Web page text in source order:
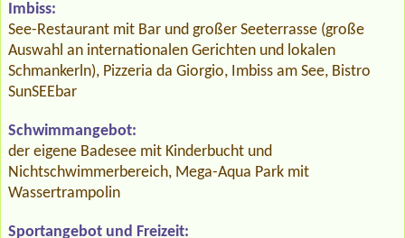
Imbiss:
See-Restaurant mit Bar und großer Seeterrasse (große
Auswahl an internationalen Gerichten und lokalen
Schmankerln), Pizzeria da Giorgio, Imbiss am See, Bistro
SunSEEbar
Schwimmangebot:
der eigene Badesee mit Kinderbucht und
Nichtschwimmerbereich, Mega-Aqua Park mit
Wassertrampolin
Sportangebot und Freizeit: